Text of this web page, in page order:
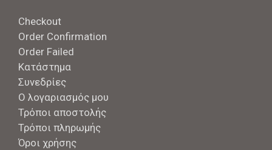
Checkout
Order Confirmation
Order Failed
Κατάστημα
Συνεδρίες
Ο λογαριασμός μου
Τρόποι αποστολής
Τρόποι πληρωμής
Όροι χρήσης